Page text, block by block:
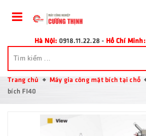
Hà Nội: 0918.11.22.28 - Hồ Chí Minh:
Trang chủ Máy gia công mặt bích tại chỗ
bích FI40